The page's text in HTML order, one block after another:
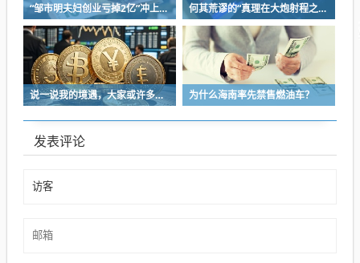
“邹市明夫妇创业亏掉2亿”冲上热搜！妻子冉莹颖自曝多个项目关停，不得不卖房偿债！ 何其荒谬的“真理在大炮射程之内”
说一说我的境遇，大家或许多少能对于长沙这座城的人事物有些体会 为什么海南率先禁售燃油车？
发表评论